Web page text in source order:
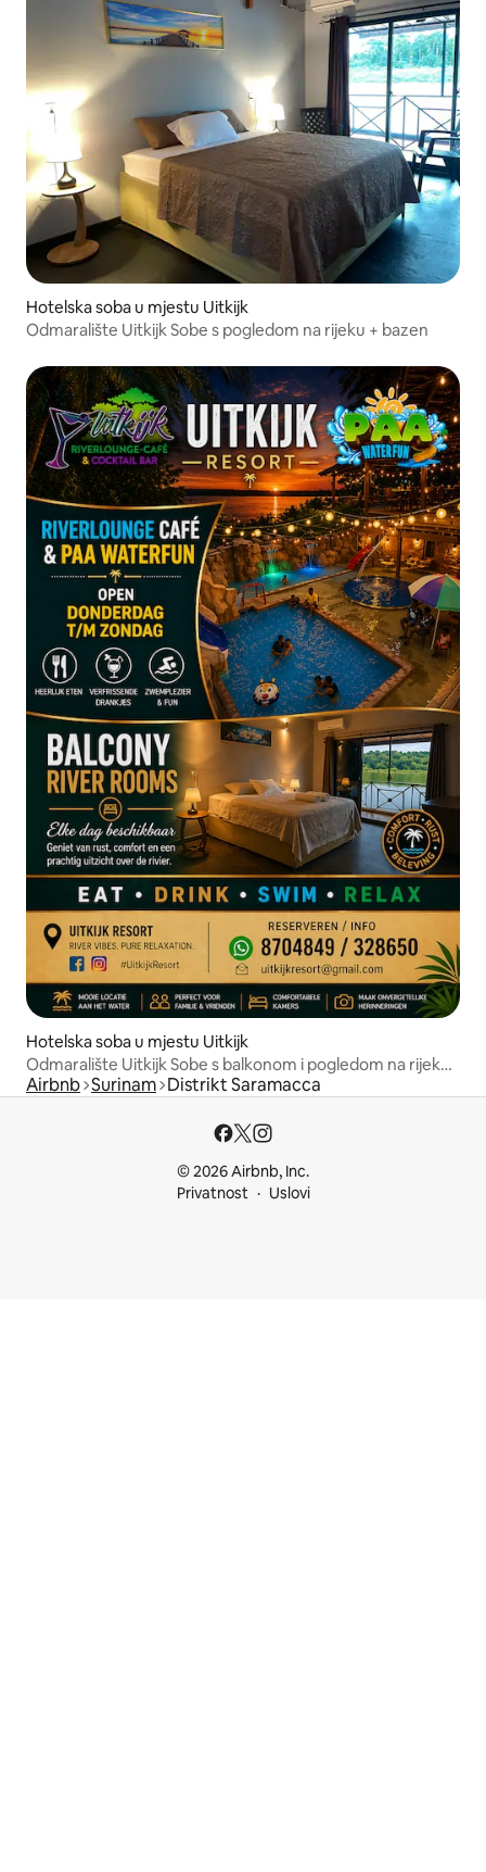
Hotelska soba u mjestu Uitkijk
Odmaralište Uitkijk Sobe s pogledom na rijeku + bazen
Hotelska soba u mjestu Uitkijk
Odmaralište Uitkijk Sobe s balkonom i pogledom na rijeku i
bazen
Airbnb Surinam Distrikt Saramacca
© 2026 Airbnb, Inc.
Privatnost
Uslovi